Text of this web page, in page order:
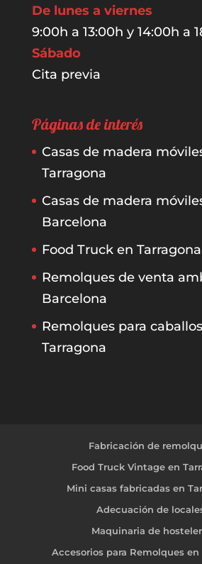
De lunes a viernes
9:00h a 13:00h y 14:00h a
Sábado
Cita previa
Páginas de interés
Casas de madera
Tarragona
Casas de madera
Barcelona
Food Truck en Tarragona
Remolques de venta
Barcelona
Remolques para
Tarragona
Fabricación de
Food Truck Vintage en
Mini casas fabricadas en
Adecuación de
Maquinaria de
Accesorios para Remolques en